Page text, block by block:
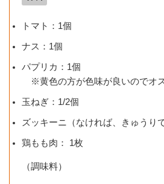
トマト：1個
ナス：1個
パプリカ：1個
※黄色の方が色味が良いのでオ
玉ねぎ：1/2個
ズッキーニ（なければ、きゅうり
鶏もも肉： 1枚
（調味料）